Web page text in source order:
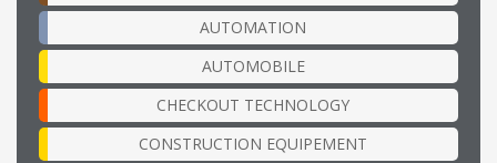
AUTOMATION
AUTOMOBILE
CHECKOUT TECHNOLOGY
CONSTRUCTION EQUIPEMENT